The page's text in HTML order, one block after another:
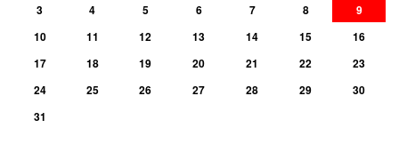
3
4 5 6 7 8
9
10
11 12 13 14 15
16
17
18 19 20 21 22
23
24
25 26 27 28 29
30
31